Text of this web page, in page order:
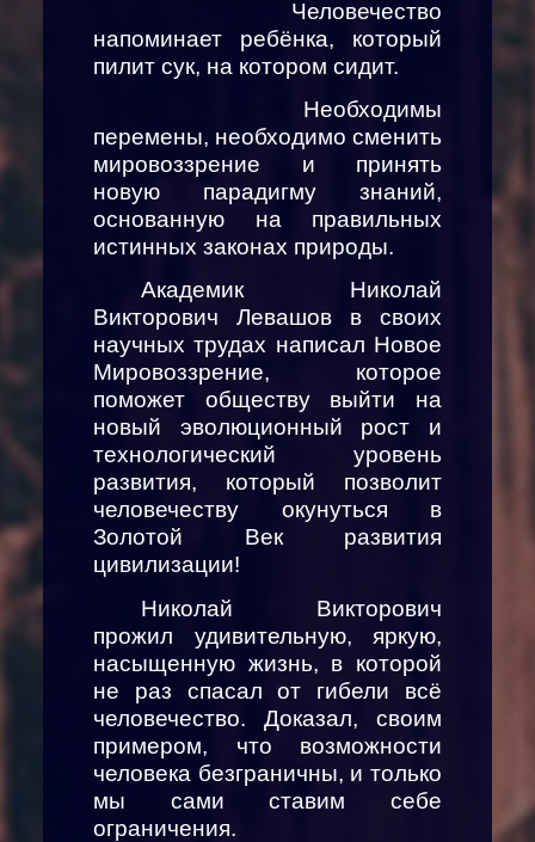
Человечество
напоминает ребёнка, который
пилит сук, на котором сидит.
Необходимы
перемены, необходимо сменить
мировоззрение и принять
новую парадигму знаний,
основанную на правильных
истинных законах природы.
Академик Николай
Викторович Левашов в своих
научных трудах написал Новое
Мировоззрение, которое
поможет обществу выйти на
новый эволюционный рост и
технологический уровень
развития, который позволит
человечеству окунуться в
Золотой Век развития
цивилизации!
Николай Викторович
прожил удивительную, яркую,
насыщенную жизнь, в которой
не раз спасал от гибели всё
человечество. Доказал, своим
примером, что возможности
человека безграничны, и только
мы сами ставим себе
ограничения.